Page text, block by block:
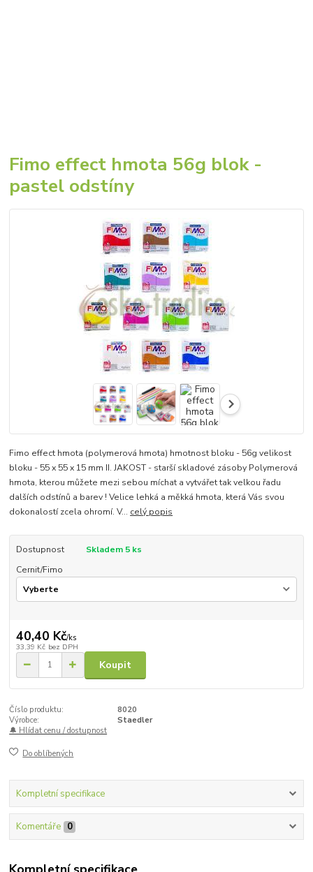
Fimo effect hmota 56g blok -
pastel odstíny
Fimo effect hmota (polymerová hmota) hmotnost bloku - 56g velikost
bloku - 55 x 55 x 15 mm II. JAKOST - starší skladové zásoby Polymerová
hmota, kterou můžete mezi sebou míchat a vytvářet tak velkou řadu
dalších odstínů a barev ! Velice lehká a měkká hmota, která Vás svou
dokonalostí zcela ohromí. V... celý popis
Dostupnost
Skladem 5 ks
Cernit/Fimo
40,40 Kč/ks
33,39 Kč bez DPH
Koupit
Číslo produktu:
8020
Výrobce:
Staedler
🔔 Hlídat cenu / dostupnost
Do oblíbených
Kompletní specifikace
Komentáře 0